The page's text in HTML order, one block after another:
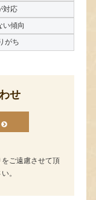
対応
い傾向
がち
せ
ご遠慮させて頂
。